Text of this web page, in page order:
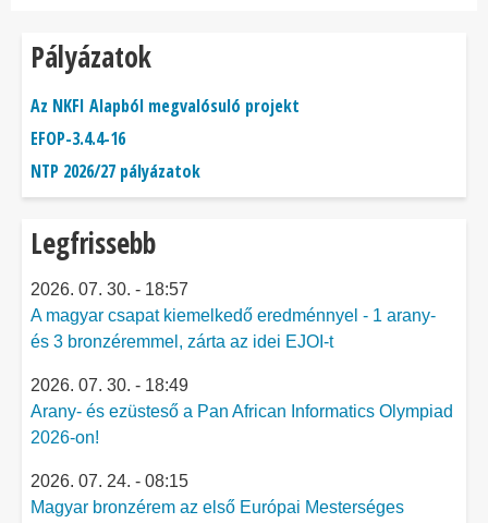
Pályázatok
Az NKFI Alapból megvalósuló projekt
EFOP-3.4.4-16
NTP 2026/27 pályázatok
Legfrissebb
2026. 07. 30. - 18:57
A magyar csapat kiemelkedő eredménnyel - 1 arany-
és 3 bronzéremmel, zárta az idei EJOI-t
2026. 07. 30. - 18:49
Arany- és ezüsteső a Pan African Informatics Olympiad
2026-on!
2026. 07. 24. - 08:15
Magyar bronzérem az első Európai Mesterséges